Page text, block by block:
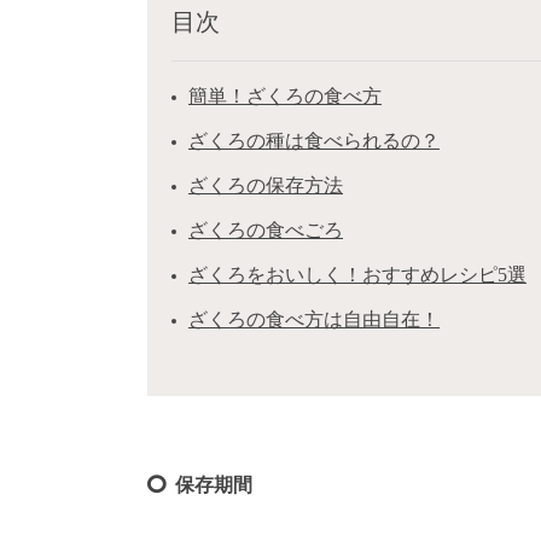
目次
簡単！ざくろの食べ方
ざくろの種は食べられるの？
ざくろの保存方法
ざくろの食べごろ
ざくろをおいしく！おすすめレシピ5選
ざくろの食べ方は自由自在！
保存期間